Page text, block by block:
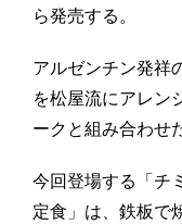
ら発売する。
アルゼンチン発祥
を松屋流にアレン
ークと組み合わせ
今回登場する「チ
定食」は、鉄板で